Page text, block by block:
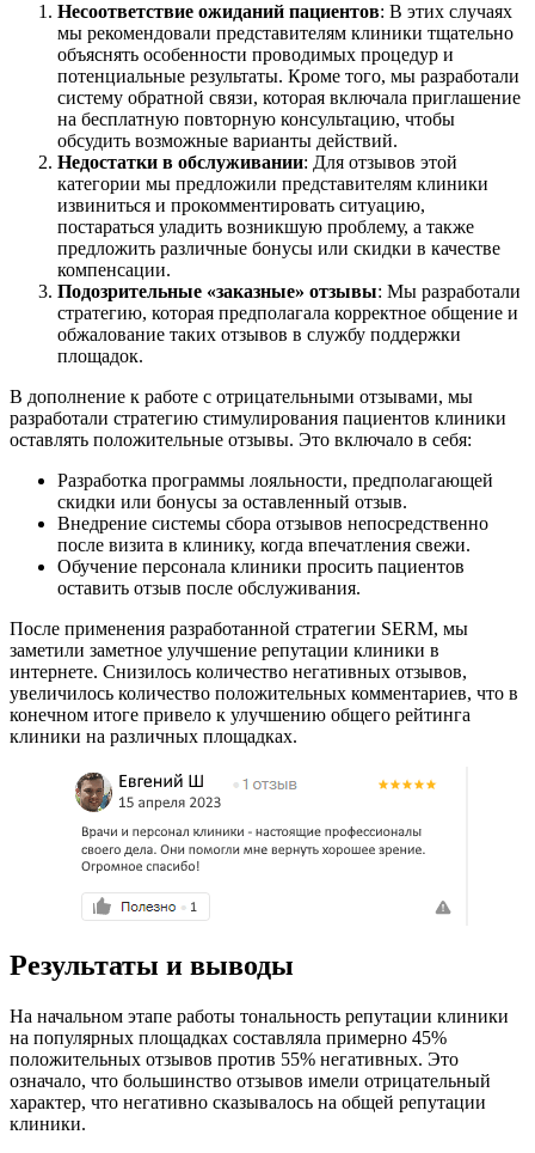
Несоответствие ожиданий пациентов: В этих случаях
мы рекомендовали представителям клиники тщательно
объяснять особенности проводимых процедур и
потенциальные результаты. Кроме того, мы разработали
систему обратной связи, которая включала приглашение
на бесплатную повторную консультацию, чтобы
обсудить возможные варианты действий.
Недостатки в обслуживании: Для отзывов этой
категории мы предложили представителям клиники
извиниться и прокомментировать ситуацию,
постараться уладить возникшую проблему, а также
предложить различные бонусы или скидки в качестве
компенсации.
Подозрительные «заказные» отзывы: Мы разработали
стратегию, которая предполагала корректное общение и
обжалование таких отзывов в службу поддержки
площадок.
В дополнение к работе с отрицательными отзывами, мы
разработали стратегию стимулирования пациентов клиники
оставлять положительные отзывы. Это включало в себя:
Разработка программы лояльности, предполагающей
скидки или бонусы за оставленный отзыв.
Внедрение системы сбора отзывов непосредственно
после визита в клинику, когда впечатления свежи.
Обучение персонала клиники просить пациентов
оставить отзыв после обслуживания.
После применения разработанной стратегии SERM, мы
заметили заметное улучшение репутации клиники в
интернете. Снизилось количество негативных отзывов,
увеличилось количество положительных комментариев, что в
конечном итоге привело к улучшению общего рейтинга
клиники на различных площадках.
Результаты и выводы
На начальном этапе работы тональность репутации клиники
на популярных площадках составляла примерно 45%
положительных отзывов против 55% негативных. Это
означало, что большинство отзывов имели отрицательный
характер, что негативно сказывалось на общей репутации
клиники.